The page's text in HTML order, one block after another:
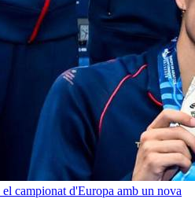
campionat d'Europa amb un nova